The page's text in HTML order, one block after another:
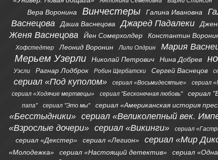
Вера Воронина Винчестеры Галина Ивановна
Васнецова
Даша Васнецова Джаред Падалеки
Женя Васнецова Йен Сомерхолдер Константин
Хофстедтер Леонид Воронин Лили Олдрин Мария
Мерьем Узерли Николай Петрович Нина Добрев
Уэсли Рагнар Лодброк Робин Щербатски Сергей Васнецов
сериал «Под куполом» сериал «Восьмидесятые»
сериал
сериал «Ходячие мертвецы»
сериал "Бесконечная любовь" сериал
папа" сериал "Это мы" сериал «Американская история
«Бесстыдники» сериал «Великолепный век.
«Взрослые дочери» сериал «Викинги» сериал
сериал «Декстер» сериал «Легион» сериал «Мир
«Молодежка» сериал «Настоящий детектив» сериал